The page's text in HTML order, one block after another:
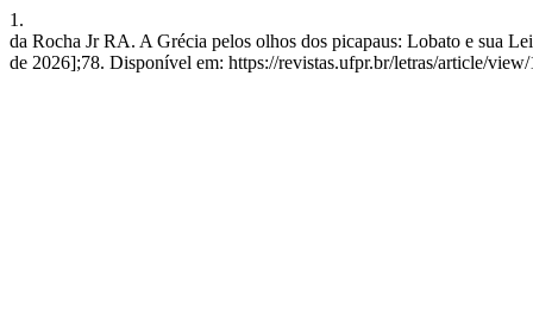
1.
da Rocha Jr RA. A Grécia pelos olhos dos picapaus: Lobato e sua
de 2026];78. Disponível em: https://revistas.ufpr.br/letras/article/